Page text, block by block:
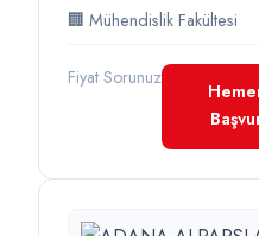
🏢 Mühendislik Fakültesi
Fiyat Sorunuz